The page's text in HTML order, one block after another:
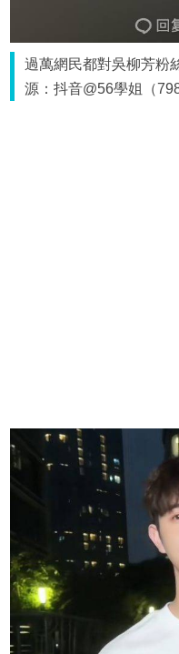
過萬網民都對吳柳芳粉
源：抖音@56學姐（798